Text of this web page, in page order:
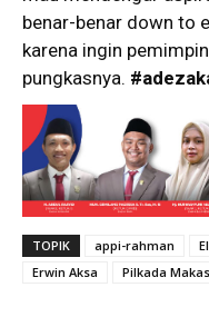
benar-benar down to
karena ingin
pungkasnya.
TOPIK appi-rahman
Erwin Aksa
Pilkada